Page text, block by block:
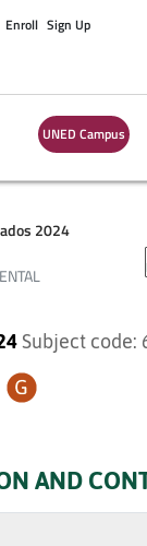
Enroll Sign Up
UNED Campus
2024
Subject code:
AND